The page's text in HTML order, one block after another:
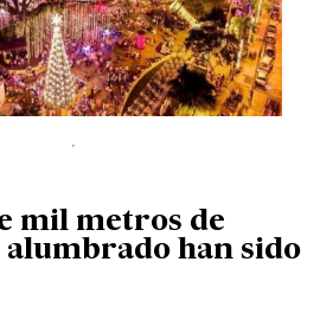
mil metros de
alumbrado han sido